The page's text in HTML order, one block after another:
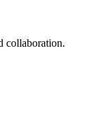
collaboration.